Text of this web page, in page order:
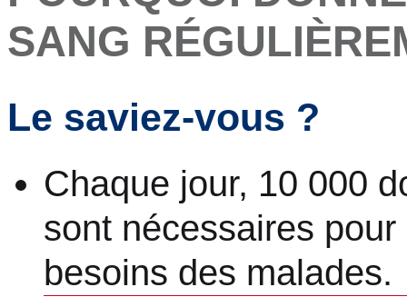
SANG
Le saviez-vous ?
Chaque jour, 10 000
sont nécessaires
besoins des malades.